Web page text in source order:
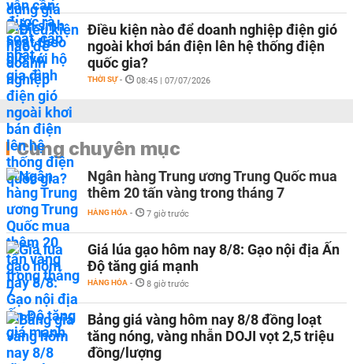
Điều kiện nào để doanh nghiệp điện gió
ngoài khơi bán điện lên hệ thống điện
quốc gia?
THỜI SỰ - 08:45 | 07/07/2026
Cùng chuyên mục
Ngân hàng Trung ương Trung Quốc mua
thêm 20 tấn vàng trong tháng 7
HÀNG HÓA - 7 giờ trước
Giá lúa gạo hôm nay 8/8: Gạo nội địa Ấn
Độ tăng giá mạnh
HÀNG HÓA - 8 giờ trước
Bảng giá vàng hôm nay 8/8 đồng loạt
tăng nóng, vàng nhẫn DOJI vọt 2,5 triệu
đồng/lượng